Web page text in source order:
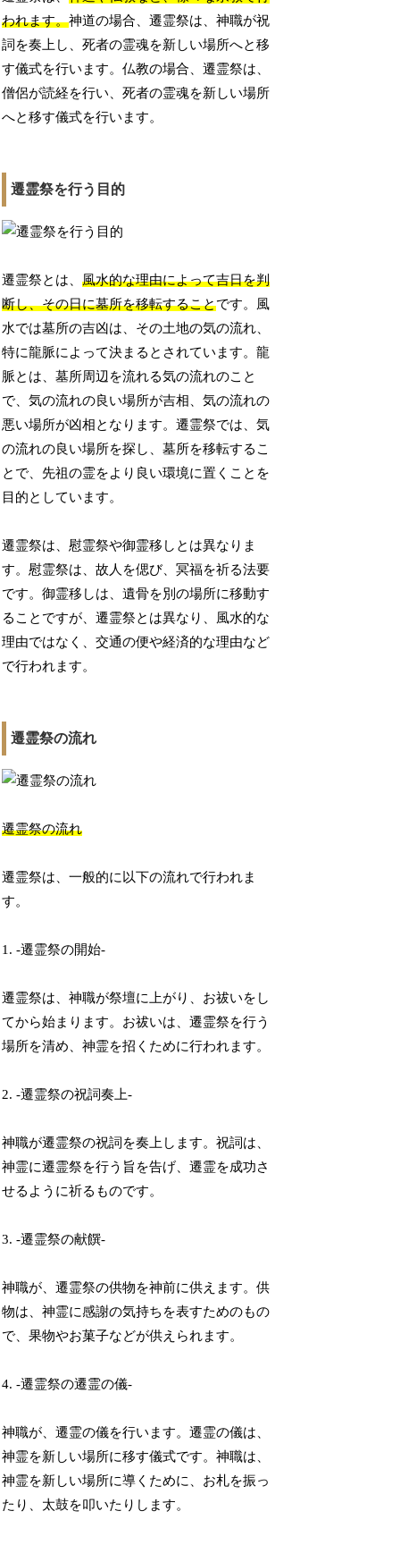
われます。神道の場合、遷霊祭は、神職が祝
詞を奏上し、死者の霊魂を新しい場所へと移
す儀式を行います。仏教の場合、遷霊祭は、
僧侶が読経を行い、死者の霊魂を新しい場所
へと移す儀式を行います。
遷霊祭を行う目的
遷霊祭とは、風水的な理由によって吉日を判
断し、その日に墓所を移転することです。風
水では墓所の吉凶は、その土地の気の流れ、
特に龍脈によって決まるとされています。龍
脈とは、墓所周辺を流れる気の流れのこと
で、気の流れの良い場所が吉相、気の流れの
悪い場所が凶相となります。遷霊祭では、気
の流れの良い場所を探し、墓所を移転するこ
とで、先祖の霊をより良い環境に置くことを
目的としています。
遷霊祭は、慰霊祭や御霊移しとは異なりま
す。慰霊祭は、故人を偲び、冥福を祈る法要
です。御霊移しは、遺骨を別の場所に移動す
ることですが、遷霊祭とは異なり、風水的な
理由ではなく、交通の便や経済的な理由など
で行われます。
遷霊祭の流れ
遷霊祭の流れ
遷霊祭は、一般的に以下の流れで行われま
す。
1. -遷霊祭の開始-
遷霊祭は、神職が祭壇に上がり、お祓いをし
てから始まります。お祓いは、遷霊祭を行う
場所を清め、神霊を招くために行われます。
2. -遷霊祭の祝詞奏上-
神職が遷霊祭の祝詞を奏上します。祝詞は、
神霊に遷霊祭を行う旨を告げ、遷霊を成功さ
せるように祈るものです。
3. -遷霊祭の献饌-
神職が、遷霊祭の供物を神前に供えます。供
物は、神霊に感謝の気持ちを表すためのもの
で、果物やお菓子などが供えられます。
4. -遷霊祭の遷霊の儀-
神職が、遷霊の儀を行います。遷霊の儀は、
神霊を新しい場所に移す儀式です。神職は、
神霊を新しい場所に導くために、お札を振っ
たり、太鼓を叩いたりします。